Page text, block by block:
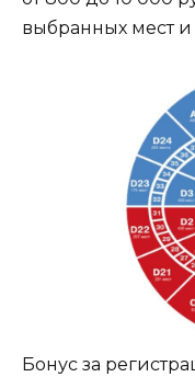
выбранных мест
Бонус за